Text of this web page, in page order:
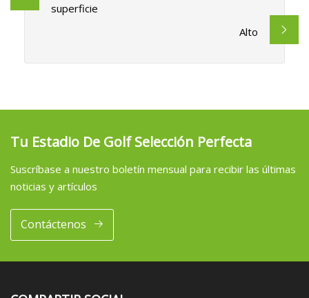
superficie
Alto
Tu Estadio De Golf Selección Perfecta
Suscríbase a nuestro boletín mensual para recibir las últimas
noticias y artículos
Contáctenos